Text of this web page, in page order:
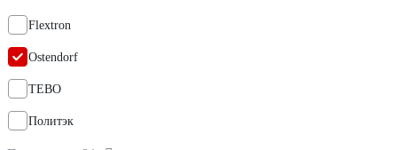
Flextron
Ostendorf
TEBO
Политэк